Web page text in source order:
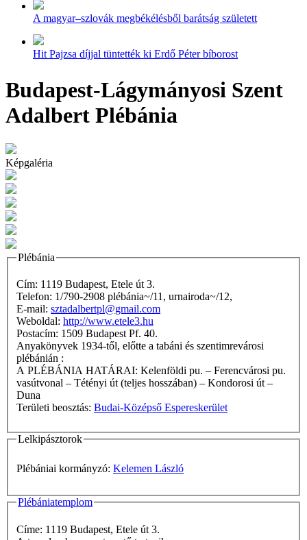
A magyar–szlovák megbékélésből barátság született
Hit Pajzsa díjjal tüntették ki Erdő Péter bíborost
Budapest-Lágymányosi Szent
Adalbert Plébánia
Képgaléria
Plébánia
Cím: 1119 Budapest, Etele út 3.
Telefon: 1/790-2908 plébánia~/11, urnairoda~/12,
E-mail: sztadalbertpl@gmail.com
Weboldal: http://www.etele3.hu
Postacím: 1509 Budapest Pf. 40.
Anyakönyvek 1934-től, előtte a tabáni és szentimrevárosi
plébánián :
A PLÉBÁNIA HATÁRAI: Kelenföldi pu. – Ferencvárosi pu.
vasútvonal – Tétényi út (teljes hosszában) – Kondorosi út –
Duna
Területi beosztás: Budai-Középső Espereskerület
Lelkipásztorok
Plébániai kormányzó: Kelemen László
Plébániatemplom
Címe: 1119 Budapest, Etele út 3.